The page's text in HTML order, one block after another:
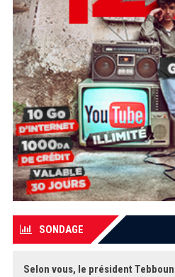
SONDAGE
Selon vous, le président